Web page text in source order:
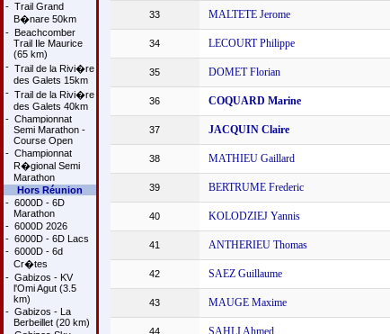
- Trail Grand
B�nare 50km
- Beachcomber
Trail Ile Maurice
(65 km)
- Trail de la Rivi�re
des Galets 15km
- Trail de la Rivi�re
des Galets 40km
- Championnat
Semi Marathon -
Course Open
- Championnat
R�gional Semi
Marathon
Hors Réunion
- 6000D - 6D
Marathon
- 6000D 2026
- 6000D - 6D Lacs
- 6000D - 6d
Cr�tes
- Gabizos - KV
l'Omi Agut (3.5
km)
- Gabizos - La
Berbeillet (20 km)
33 MALTETE Jerome
34 LECOURT Philippe
35 DOMET Florian
36 COQUARD Marine
37 JACQUIN Claire
38 MATHIEU Gaillard
39 BERTRUME Frederic
40 KOLODZIEJ Yannis
41 ANTHERIEU Thomas
42 SAEZ Guillaume
43 MAUGE Maxime
44 SAHLI Ahmed